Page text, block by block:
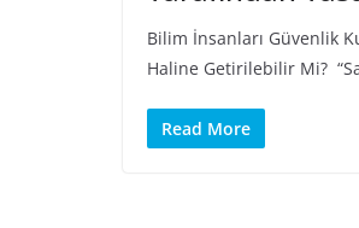
Bilim İnsanları Güvenlik
Haline Getirilebilir Mi?
Read More